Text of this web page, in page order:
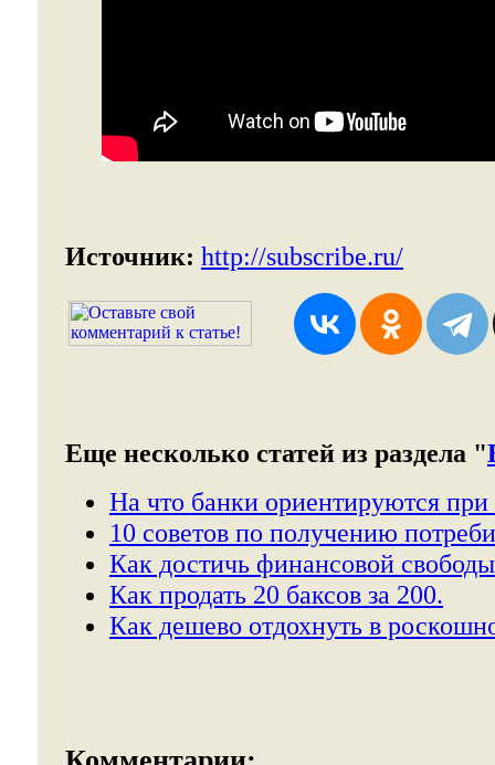
Источник: http://subscribe.ru/
Еще несколько статей из раздела "
На что банки ориентируются при
10 советов по получению
Как достичь финансовой
Как продать 20 баксов за 200.
Как дешево отдохнуть в